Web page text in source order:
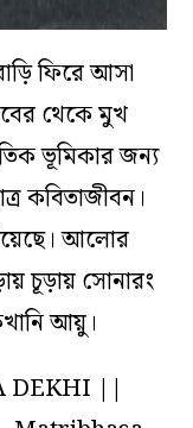
ফিরে আসা
থেকে মুখ
ভূমিকার জন্য
কবিতাজীবন।
আলোর
চূড়ায় সোনারং
আয়ু।